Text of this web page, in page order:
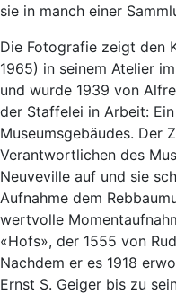
sie in manch einer
Die Fotografie zeigt den
1965) in seinem Atelier
und wurde 1939 von
der Staffelei in Arbeit:
Museumsgebäudes. Der
Verantwortlichen des
Neuveville auf und sie
Aufnahme dem
wertvolle
«Hofs», der 1555 von
Nachdem er es 1918
Ernst S. Geiger bis zu